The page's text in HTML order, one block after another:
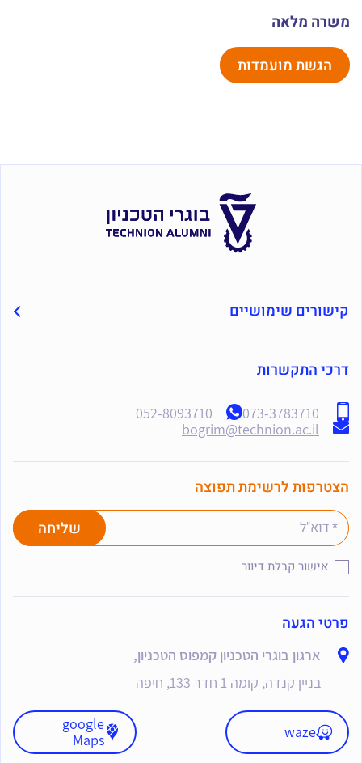
משרה מלאה
הגשת מועמדות
קישורים שימושיים
פרטי הגעה
ארגון בוגרי הטכניון קמפוס הטכניון,
בניין קנדה, קומה 1 חדר 133, חיפה
waze
google
Maps
דרכי התקשרות
073-3783710
052-8093710
bogrim@technion.ac.il
הצטרפות לרשימת תפוצה
אישור קבלת דיוור